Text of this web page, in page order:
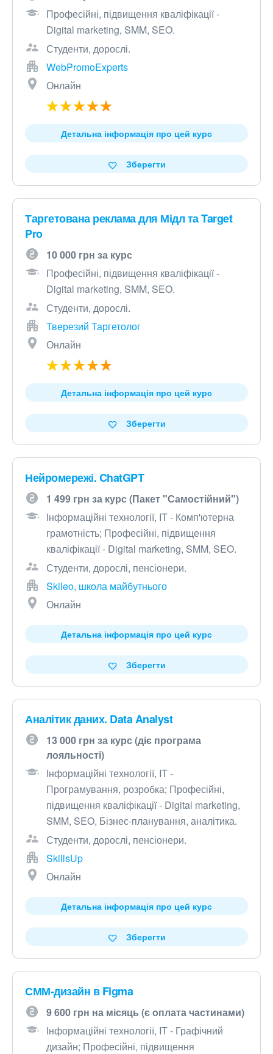
Професійні, підвищення кваліфікації -
Digital marketing, SMM, SEO.
Студенти, дорослі.
WebPromoExperts
Онлайн
Детальна інформація про цей курс
Зберегти
Таргетована реклама для Мідл та Target
Pro
10 000 грн за курс
Професійні, підвищення кваліфікації -
Digital marketing, SMM, SEO.
Студенти, дорослі.
Тверезий Таргетолог
Онлайн
Детальна інформація про цей курс
Зберегти
Нейромережі. ChatGPT
1 499 грн за курс (Пакет "Самостійний")
Інформаційні технології, IT - Комп'ютерна
грамотність; Професійні, підвищення
кваліфікації - Digital marketing, SMM, SEO.
Студенти, дорослі, пенсіонери.
Skileo, школа майбутнього
Онлайн
Детальна інформація про цей курс
Зберегти
Аналітик даних. Data Analyst
13 000 грн за курс (діє програма
лояльності)
Інформаційні технології, IT -
Програмування, розробка; Професійні,
підвищення кваліфікації - Digital marketing,
SMM, SEO, Бізнес-планування, аналітика.
Студенти, дорослі, пенсіонери.
SkillsUp
Онлайн
Детальна інформація про цей курс
Зберегти
СММ-дизайн в Figma
9 600 грн на місяць (є оплата частинами)
Інформаційні технології, IT - Графічний
дизайн; Професійні, підвищення